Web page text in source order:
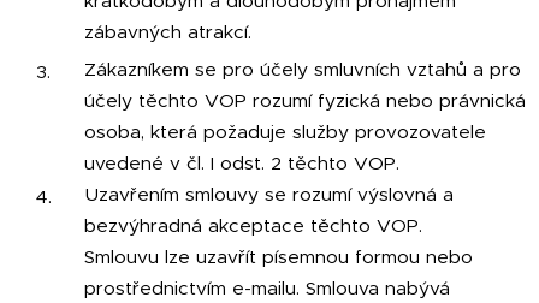
zábavných atrakcí.
Zákazníkem se pro účely smluvních vztahů a pro
účely těchto VOP rozumí fyzická nebo právnická
osoba, která požaduje služby provozovatele
uvedené v čl. I odst. 2 těchto VOP.
Uzavřením smlouvy se rozumí výslovná a
bezvýhradná akceptace těchto VOP.
Smlouvu lze uzavřít písemnou formou nebo
prostřednictvím e-mailu. Smlouva nabývá